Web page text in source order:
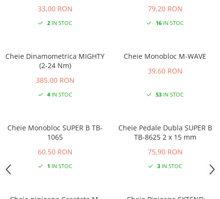
33,00 RON
2IN STOC
79,20 RON
16IN STOC
Cheie Dinamometrica MIGHTY
(2-24 Nm)
385,00 RON
4IN STOC
Cheie Monobloc M-WAVE
39,60 RON
53IN STOC
Cheie Monobloc SUPER B TB-
1065
60,50 RON
1 IN STOC
Cheie Pedale Dubla SUPER B
TB-8625 2 x 15 mm
75,90 RON
3IN STOC